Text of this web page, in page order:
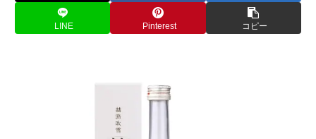
LINE Pinterest コピー